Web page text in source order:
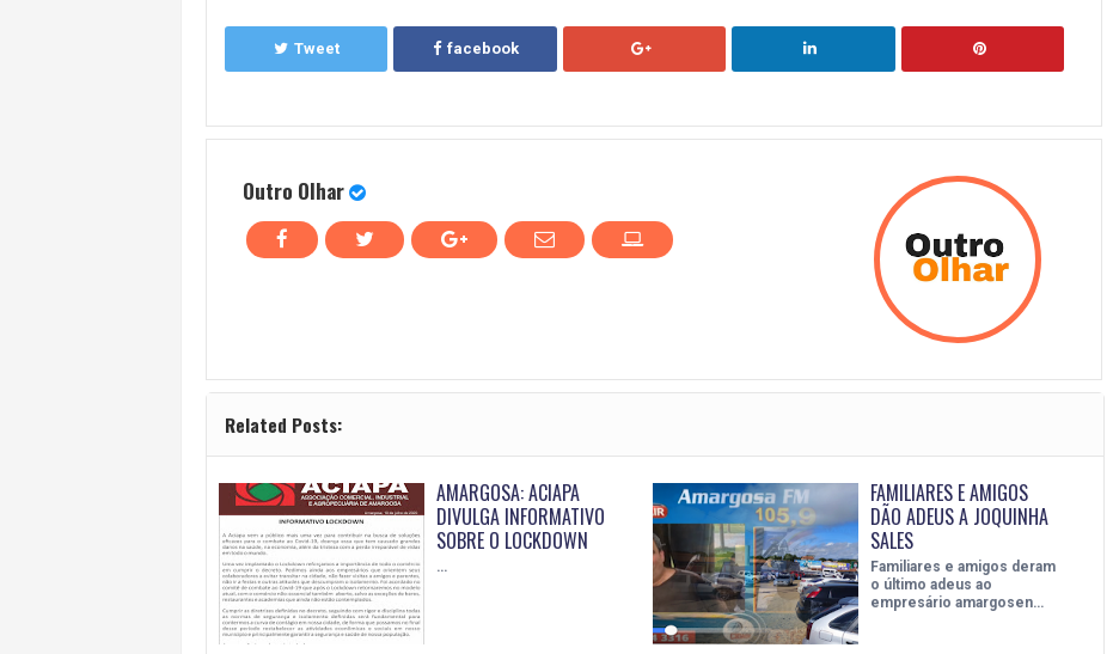
Tweet facebook
Outro Olhar
Related Posts:
AMARGOSA: ACIAPA
DIVULGA INFORMATIVO
SOBRE O LOCKDOWN
…
FAMILIARES E AMIGOS
DÃO ADEUS A JOQUINHA
SALES
Familiares e amigos deram
o último adeus ao
empresário amargosen…